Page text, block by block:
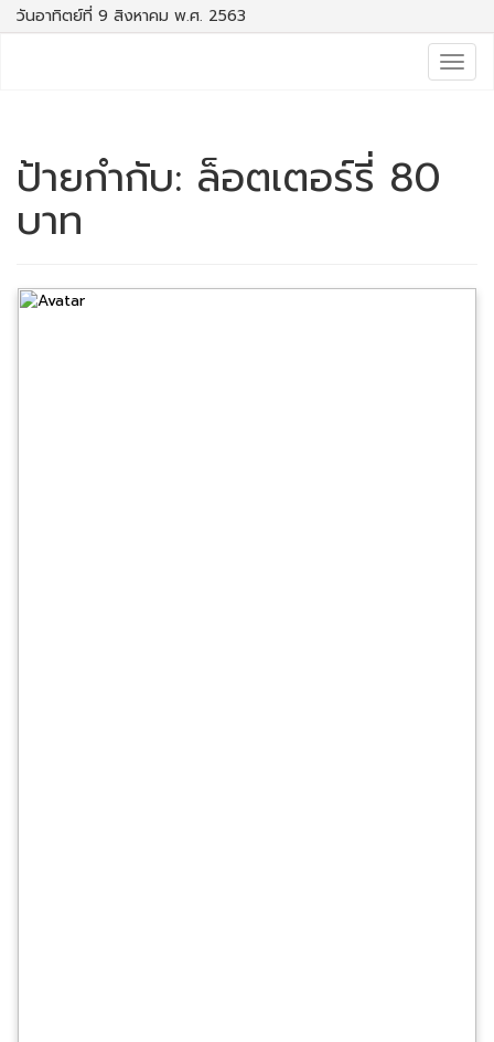
วันอาทิตย์ที่ 9 สิงหาคม พ.ศ. 2563
ป้ายกำกับ: ล็อตเตอร์รี่ 80
บาท